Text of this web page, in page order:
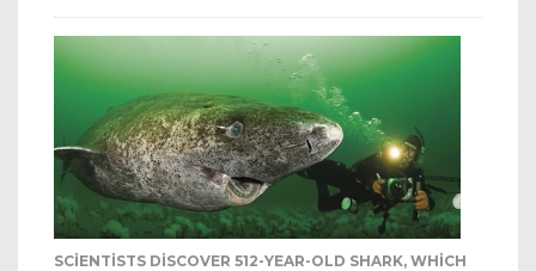
SCIENTISTS DISCOVER 512-YEAR-OLD SHARK, WHICH